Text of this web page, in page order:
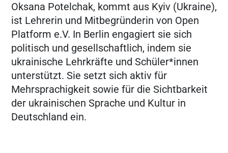
Oksana Potelchak, kommt aus Kyiv (Ukraine),
ist Lehrerin und Mitbegründerin von Open
Platform e.V. In Berlin engagiert sie sich
politisch und gesellschaftlich, indem sie
ukrainische Lehrkräfte und Schüler*innen
unterstützt. Sie setzt sich aktiv für
Mehrsprachigkeit sowie für die Sichtbarkeit
der ukrainischen Sprache und Kultur in
Deutschland ein.